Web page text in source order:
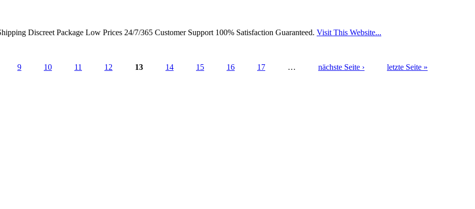
Discreet Package Low Prices 24/7/365 Customer Support 100% Satisfaction Guaranteed. Visit This Website...
9 10 11 12 13 14 15 16 17 … nächste Seite › letzte Seite »